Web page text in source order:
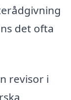
det ofta
revisor i